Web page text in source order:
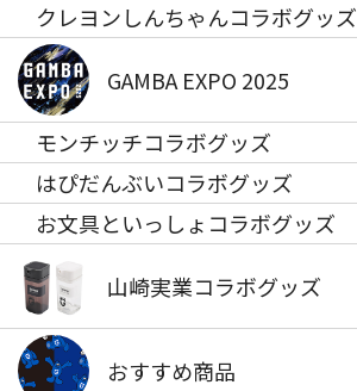
クレヨンしんちゃんコラボグッズ
GAMBA EXPO 2025
モンチッチコラボグッズ
はぴだんぶいコラボグッズ
お文具といっしょコラボグッズ
山崎実業コラボグッズ
おすすめ商品